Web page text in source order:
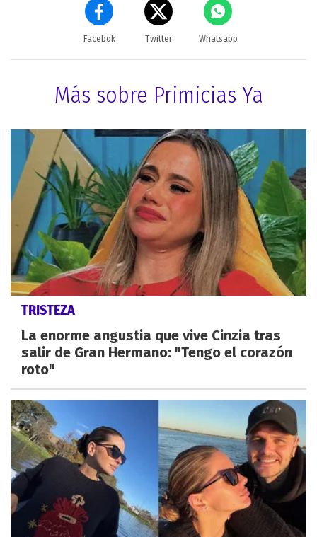
Facebok Twitter Whatsapp
Más sobre Primicias Ya
TRISTEZA
La enorme angustia que vive Cinzia tras
salir de Gran Hermano: "Tengo el corazón
roto"